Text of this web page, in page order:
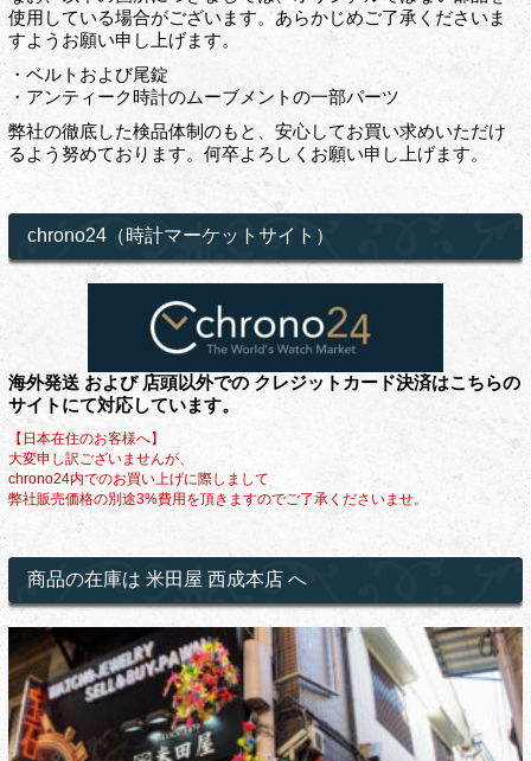
使用している場合がございます。あらかじめご了承くださいま
すようお願い申し上げます。
・ベルトおよび尾錠
・アンティーク時計のムーブメントの一部パーツ
弊社の徹底した検品体制のもと、安心してお買い求めいただけ
るよう努めております。何卒よろしくお願い申し上げます。
chrono24（時計マーケットサイト）
海外発送 および 店頭以外での クレジットカード決済はこちらの
サイトにて対応しています。
【日本在住のお客様へ】
大変申し訳ございませんが、
chrono24内でのお買い上げに際しまして
弊社販売価格の別途3%費用を頂きますのでご了承くださいませ。
商品の在庫は 米田屋 西成本店 へ